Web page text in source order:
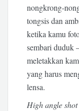
nongkrong-
tongsis dan
ketika kamu
sembari duduk
meletakkan
yang harus
lensa.
High angle